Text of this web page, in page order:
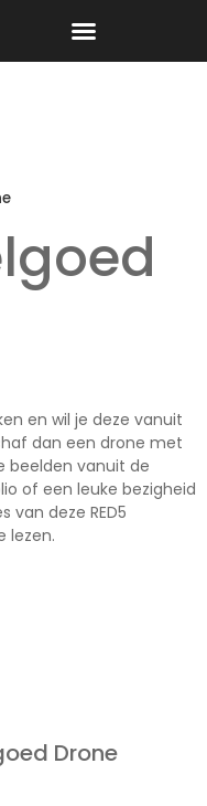
en wil je deze vanuit
dan een drone met
beelden vanuit de
of een leuke bezigheid
van deze RED5
lezen.
Drone